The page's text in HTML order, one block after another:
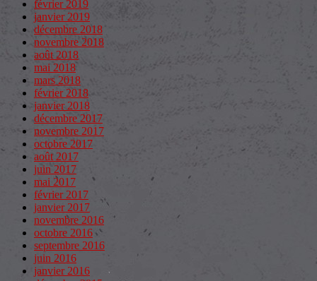
février 2019
janvier 2019
décembre 2018
novembre 2018
août 2018
mai 2018
mars 2018
février 2018
janvier 2018
décembre 2017
novembre 2017
octobre 2017
août 2017
juin 2017
mai 2017
février 2017
janvier 2017
novembre 2016
octobre 2016
septembre 2016
juin 2016
janvier 2016